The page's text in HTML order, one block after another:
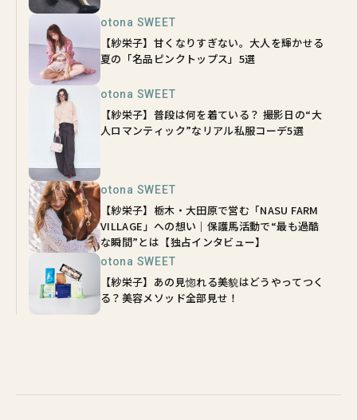
otona SWEET
【紗栄子】甘くなりすぎない。大人を輝かせる
夏の「名品ピンクトップス」5選
otona SWEET
【紗栄子】普段は何を着ている？ 撮影日の“大
人ロマンティック”なリアル私服コーデ5選
otona SWEET
【紗栄子】栃木・大田原で営む「NASU FARM
VILLAGE」への想い｜保護馬活動で“最も過酷
な瞬間”とは【独占インタビュー】
otona SWEET
【紗栄子】あの見惚れる美貌はどうやってつく
る？美容メソッド全部見せ！